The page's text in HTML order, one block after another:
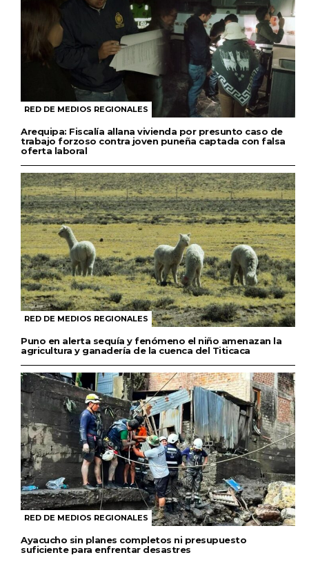
RED DE MEDIOS REGIONALES
Arequipa: Fiscalía allana vivienda por presunto caso de
trabajo forzoso contra joven puneña captada con falsa
oferta laboral
RED DE MEDIOS REGIONALES
Puno en alerta sequía y fenómeno el niño amenazan la
agricultura y ganadería de la cuenca del Titicaca
RED DE MEDIOS REGIONALES
Ayacucho sin planes completos ni presupuesto
suficiente para enfrentar desastres